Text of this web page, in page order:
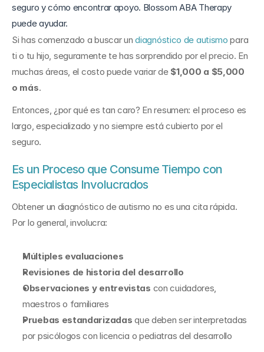
seguro y cómo encontrar apoyo. Blossom ABA Therapy
puede ayudar.
Si has comenzado a buscar un diagnóstico de autismo para
ti o tu hijo, seguramente te has sorprendido por el precio. En
muchas áreas, el costo puede variar de $1,000 a $5,000
o más.
Entonces, ¿por qué es tan caro? En resumen: el proceso es
largo, especializado y no siempre está cubierto por el
seguro.
Es un Proceso que Consume Tiempo con
Especialistas Involucrados
Obtener un diagnóstico de autismo no es una cita rápida.
Por lo general, involucra:
Múltiples evaluaciones
Revisiones de historia del desarrollo
Observaciones y entrevistas con cuidadores,
maestros o familiares
Pruebas estandarizadas que deben ser interpretadas
por psicólogos con licencia o pediatras del desarrollo